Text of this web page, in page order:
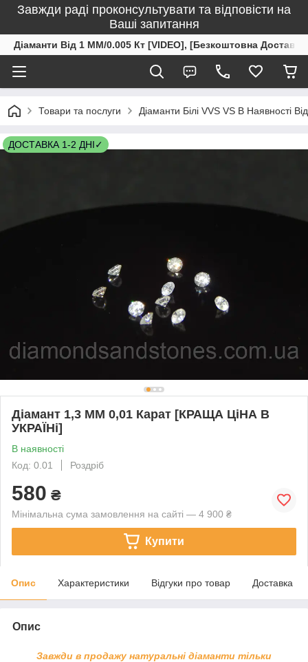
Завжди раді проконсультувати та відповісти на
Ваші запитання
Діаманти Від 1 ММ/0.005 Кт [VIDEO], [Безкоштовна
Товари та послуги Діаманти Білі VVS VS В Наявності
ДОСТАВКА 1-2 ДНІ✓
Діамант 1,3 ММ 0,01 Карат [КРАЩА ЦіНА В
УКРАЇНі]
В наявності
Код: 0.01
Роздріб
580 ₴
Мінімальна сума замовлення на сайті — 4 900 ₴
Купити
Опис Характеристики Відгуки про товар Доставка
Опис
Завжди в продажу натуральні діаманти тільки